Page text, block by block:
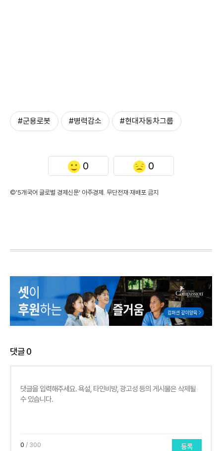
#군용로봇 #병력감소 #현대자동차그룹
0 0
©'5개국어 글로벌 경제신문' 아주경제. 무단전재·재배포 금지
댓글0
0 / 300 등록